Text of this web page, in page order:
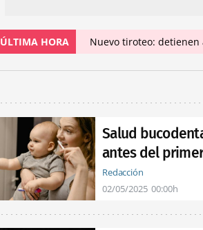
ÚLTIMA HORA Nuevo tiroteo:
Salud
antes del
Redacción
02/05/2025 00:00h